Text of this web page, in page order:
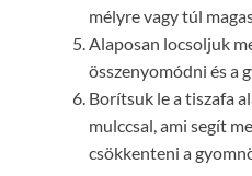
mélyre vagy túl
Alaposan locsoljuk
összenyomódni és a
Borítsuk le a tiszafa
mulccsal, ami segít
csökkenteni a